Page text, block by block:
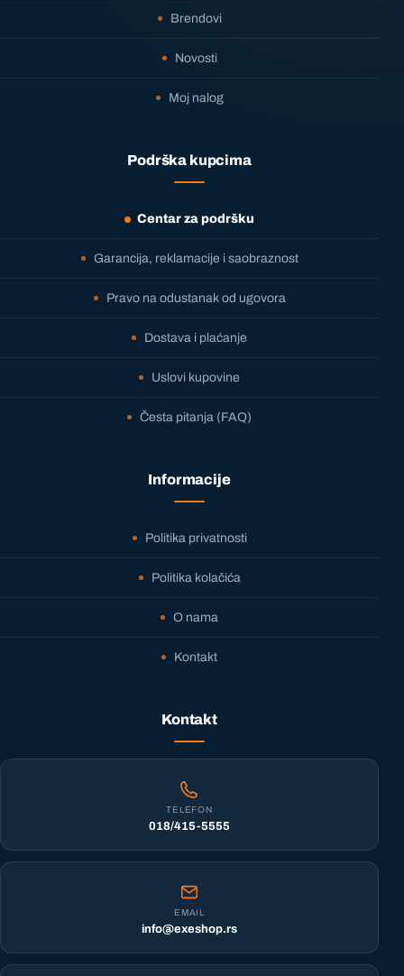
Brendovi
Novosti
Moj nalog
Podrška kupcima
Centar za podršku
Garancija, reklamacije i saobraznost
Pravo na odustanak od ugovora
Dostava i plaćanje
Uslovi kupovine
Česta pitanja (FAQ)
Informacije
Politika privatnosti
Politika kolačića
O nama
Kontakt
Kontakt
TELEFON
018/415-5555
EMAIL
info@exeshop.rs